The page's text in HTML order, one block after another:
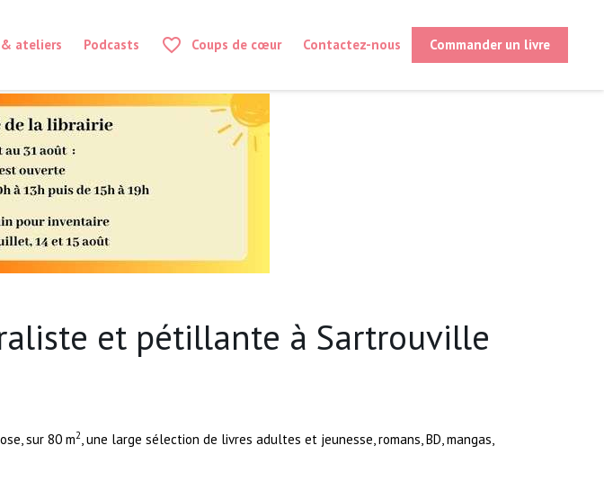
ateliers Podcasts favorite_border Coups de cœur Contactez-nous Commander un livre
et pétillante à Sartrouville
sur 80 m2, une large sélection de livres adultes et jeunesse, romans, BD, mangas,